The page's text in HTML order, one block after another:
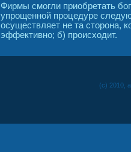
Фирмы смогли приобретать
упрощенной процедуре
осуществляет не та сторона,
эффективно; б) происходит.
(c) 2010,